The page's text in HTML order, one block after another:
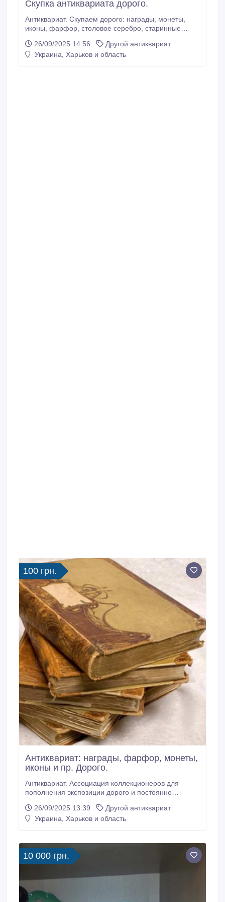
Скупка антиквариата дорого.
Антиквариат. Скупаем дорого: награды, монеты,
иконы, фарфор, столовое серебро, старинные
портсигары, шкатулки, бусы, фотографии, открытки.
Наш адрес: г. Харьков, ул. Пушкинская, 11. Tел.:
26/09/2025 14:56
Другой антиквариат
Украина, Харьков и область
100 грн.
Антиквариат: награды, фарфор, монеты,
иконы и пр. Дорого.
Антиквариат. Ассоциация коллекционеров для
пополнения экспозиции дорого и постоянно
столовое серебро, - книги до 1945 г., - значки, -
самовары, - портсигары, - шкатулки, - бусы, -
26/09/2025 13:39
Другой антиквариат
Украина, Харьков и область
10 000 грн.